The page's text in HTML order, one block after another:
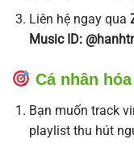
Liên hệ ngay qua
Music ID:
Cá nhân
Bạn muốn track
playlist thu hút